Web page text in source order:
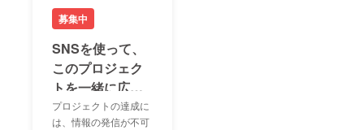
募集中
SNSを使って、
このプロジェク
トを一緒に広め
ましょう！
プロジェクトの達成に
は、情報の発信が不可